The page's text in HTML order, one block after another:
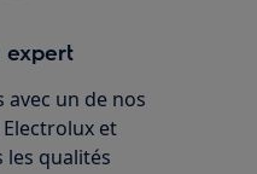
expert
avec un de nos
et
les qualités